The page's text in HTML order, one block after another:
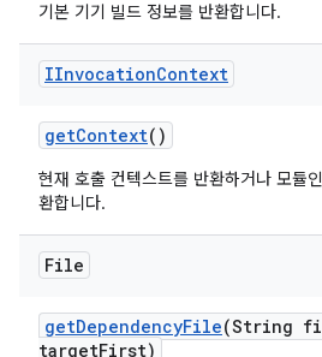
기본 기기 빌드 정보를 반환합니다.
IInvocationContext
getContext()
현재 호출 컨텍스트를 반환하거나 모듈
환합니다.
File
getDependencyFile(String
targetFirst)